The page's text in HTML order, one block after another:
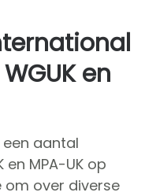
en
aantal
MPA-UK op
om over diverse